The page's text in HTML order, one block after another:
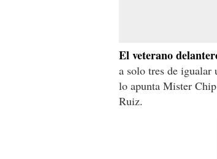
El veterano
a solo tres de
lo apunta Mister
Ruiz.